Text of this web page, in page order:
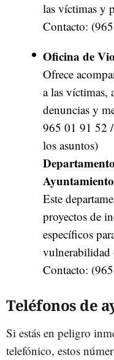
las víctimas y
Contacto:
Oficina de
Ofrece
a las víctimas,
denuncias y
965 01 91 52
los asuntos)
Este
proyectos de
específicos
vulnerabilidad
Contacto:
Teléfonos de
Si estás en peligro
telefónico, estos